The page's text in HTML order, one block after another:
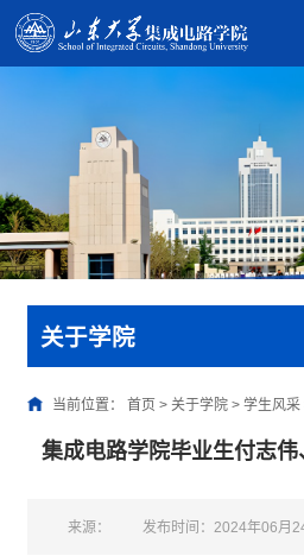
关于学院
当前位置： 首页 > 关于学院> 学生风采
集成电路学院毕业生付志
来源： 发布时间：2024年06月